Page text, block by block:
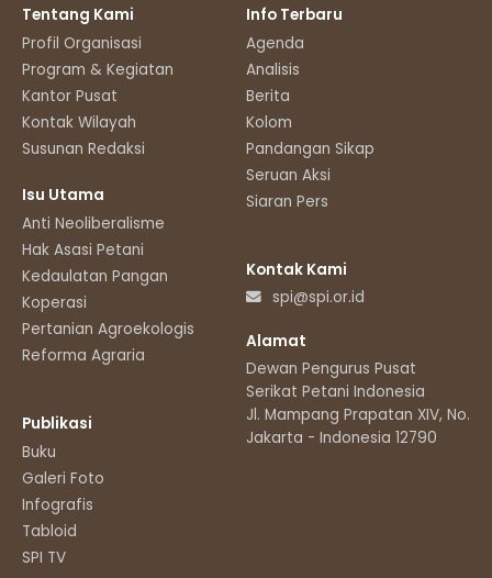
Tentang Kami
Profil Organisasi
Program & Kegiatan
Kantor Pusat
Kontak Wilayah
Susunan Redaksi
Isu Utama
Anti Neoliberalisme
Hak Asasi Petani
Kedaulatan Pangan
Koperasi
Pertanian Agroekologis
Reforma Agraria
Publikasi
Buku
Galeri Foto
Infografis
Tabloid
SPI TV
Info Terbaru
Agenda
Analisis
Berita
Kolom
Pandangan Sikap
Seruan Aksi
Siaran Pers
Kontak Kami
spi@spi.or.id
Alamat
Dewan Pengurus Pusat
Serikat Petani Indonesia
Jl. Mampang Prapatan XIV, No.11
Jakarta - Indonesia 12790